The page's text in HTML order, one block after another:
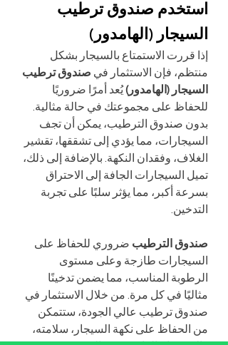
استخدم صندوق ترطيب
السيجار (الهامدور)
إذا قررت الاستمتاع بالسيجار بشكل
منتظم، فإن الاستثمار في صندوق ترطيب
السيجار (الهامدور) يُعد أمرًا ضروريًا
للحفاظ على مجموعتك في حالة مثالية.
بدون صندوق الترطيب، يمكن أن تجف
السيجارات، مما يؤدي إلى تشققها، تقشير
الغلاف، وفقدان النكهة. بالإضافة إلى ذلك،
تميل السيجارات الجافة إلى الاحتراق
بسرعة أكبر، مما يؤثر سلبًا على تجربة
التدخين.
صندوق الترطيب ضروري للحفاظ على
السيجارات طازجة وعلى مستوى
الرطوبة المناسب، مما يضمن تدخينًا
مثاليًا في كل مرة. من خلال الاستثمار في
صندوق ترطيب عالي الجودة، ستتمكن
من الحفاظ على نكهة السيجار، سلامته،